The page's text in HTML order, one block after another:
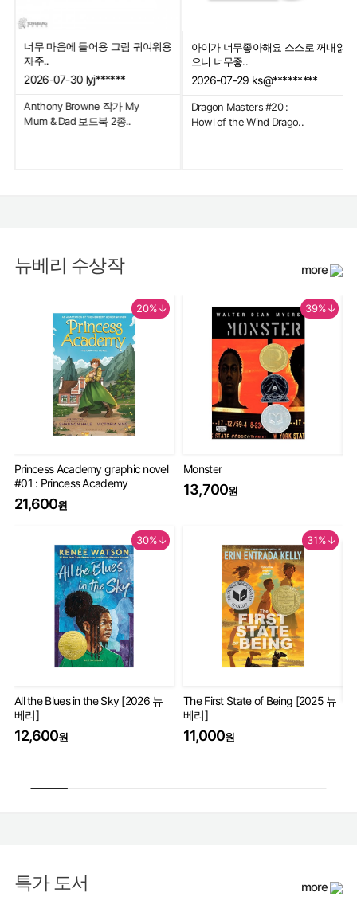
아해요 스스로 꺼내읽
ks@*********
#20 :
Drago..
배고픈 애벌레 시리즈 재미있고 애기
2026-06-20 ks@*********
The Very Hungry
Caterpillar
가격이 나가서 좀
2026-06-23
The World of Eric
The Very Hungry
뉴베리 수상작 more
20%↓
Princess Academy graphic novel
#01 : Princess Academy
21,600원
39%↓
Monster
13,700원
30%↓
All the Blues in the Sky [2026 뉴
베리]
12,600원
31%↓
The First State of Being [2025 뉴
베리]
11,000원
특가 도서 more